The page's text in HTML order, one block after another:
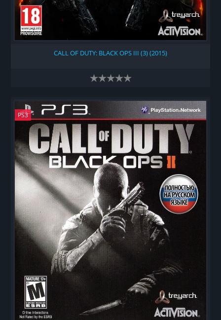
CALL OF DUTY: BLACK OPS III (3) (2015)
PS3